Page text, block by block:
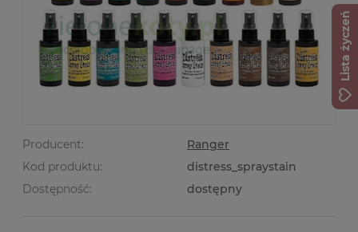
Producent:
Ranger
Kod produktu:
distress_spraystain
Dostępność:
dostępny
Lista życzeń